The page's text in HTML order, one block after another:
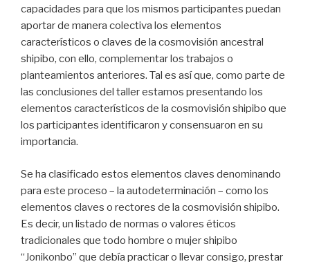
capacidades para que los mismos participantes puedan
aportar de manera colectiva los elementos
característicos o claves de la cosmovisión ancestral
shipibo, con ello, complementar los trabajos o
planteamientos anteriores. Tal es así que, como parte de
las conclusiones del taller estamos presentando los
elementos característicos de la cosmovisión shipibo que
los participantes identificaron y consensuaron en su
importancia.
Se ha clasificado estos elementos claves denominando
para este proceso – la autodeterminación – como los
elementos claves o rectores de la cosmovisión shipibo.
Es decir, un listado de normas o valores éticos
tradicionales que todo hombre o mujer shipibo
“Jonikonbo” que debía practicar o llevar consigo, prestar